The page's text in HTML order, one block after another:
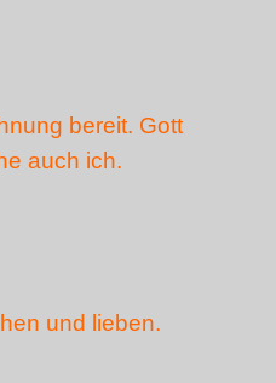
bereit. Gott
auch ich.
und lieben.